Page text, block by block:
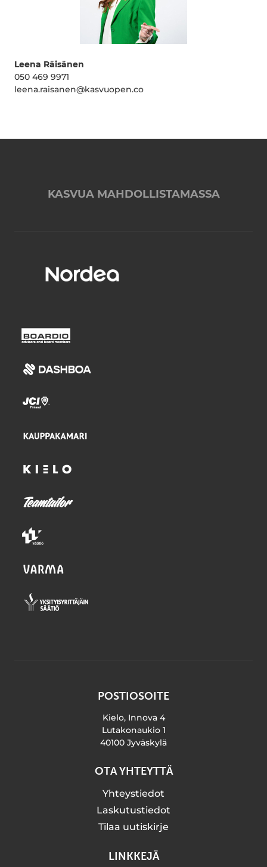
Leena Räisänen
050 469 9971
leena.raisanen@kasvuopen.co
KASVUA MAHDOLLISTAMASSA
POSTIOSOITE
Kielo, Innova 4
Lutakonaukio 1
40100 Jyväskylä
OTA YHTEYTTÄ
Yhteystiedot
Laskutustiedot
Tilaa uutiskirje
LINKKEJÄ